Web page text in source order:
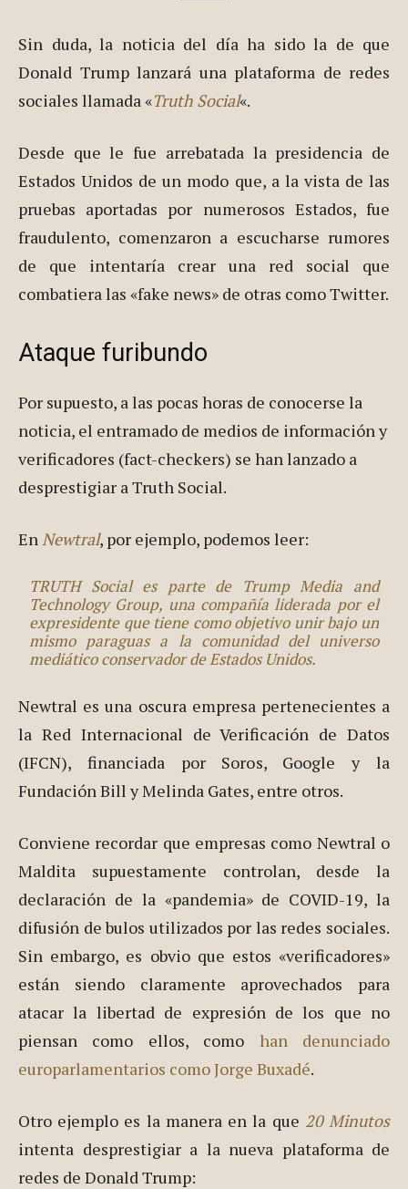
Sin duda, la noticia del día ha sido la de que
Donald Trump lanzará una plataforma de redes
sociales llamada «Truth Social«.
Desde que le fue arrebatada la presidencia de
Estados Unidos de un modo que, a la vista de las
pruebas aportadas por numerosos Estados, fue
fraudulento, comenzaron a escucharse rumores
de que intentaría crear una red social que
combatiera las «fake news» de otras como Twitter.
Ataque furibundo
Por supuesto, a las pocas horas de conocerse la
noticia, el entramado de medios de información y
verificadores (fact-checkers) se han lanzado a
desprestigiar a Truth Social.
EnNewtral, por ejemplo, podemos leer:
TRUTH Social es parte de Trump Media and
Technology Group, una compañía liderada por el
expresidente que tiene como objetivo unir bajo un
mismo paraguas a la comunidad del universo
mediático conservador de Estados Unidos.
Newtral es una oscura empresa pertenecientes a
la Red Internacional de Verificación de Datos
(IFCN), financiada por Soros, Google y la
Fundación Bill y Melinda Gates, entre otros.
Conviene recordar que empresas como Newtral o
Maldita supuestamente controlan, desde la
declaración de la «pandemia» de COVID-19, la
difusión de bulos utilizados por las redes sociales.
Sin embargo, es obvio que estos «verificadores»
están siendo claramente aprovechados para
atacar la libertad de expresión de los que no
piensan como ellos, como han denunciado
europarlamentarios como Jorge Buxadé.
Otro ejemplo es la manera en la que 20 Minutos
intenta desprestigiar a la nueva plataforma de
redes de Donald Trump: